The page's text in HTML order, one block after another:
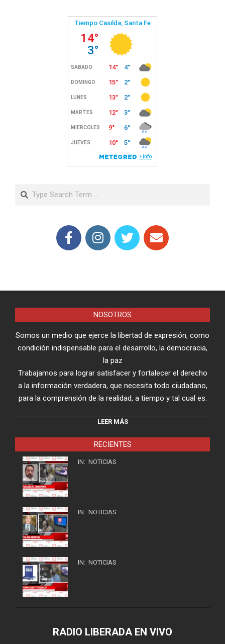
Search
NOSOTROS
Somos un medio que ejerce la libertad de expresión, como
condición indispensable para el desarrollo, la democracia,
la paz
Trabajamos para lograr satisfacer y fortalecer el derecho
a la información verdadera, que necesita todo ciudadano,
para la comprensión de la realidad, a tiempo y tal cual es.
LEER MÁS
RECIENTES
IN: NOTICIAS
IN: NOTICIAS
IN: NOTICIAS
RADIO LIBERADA EN VIVO